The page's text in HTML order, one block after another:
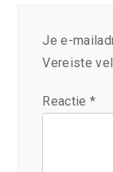
Je e-
Vereiste
Reactie *